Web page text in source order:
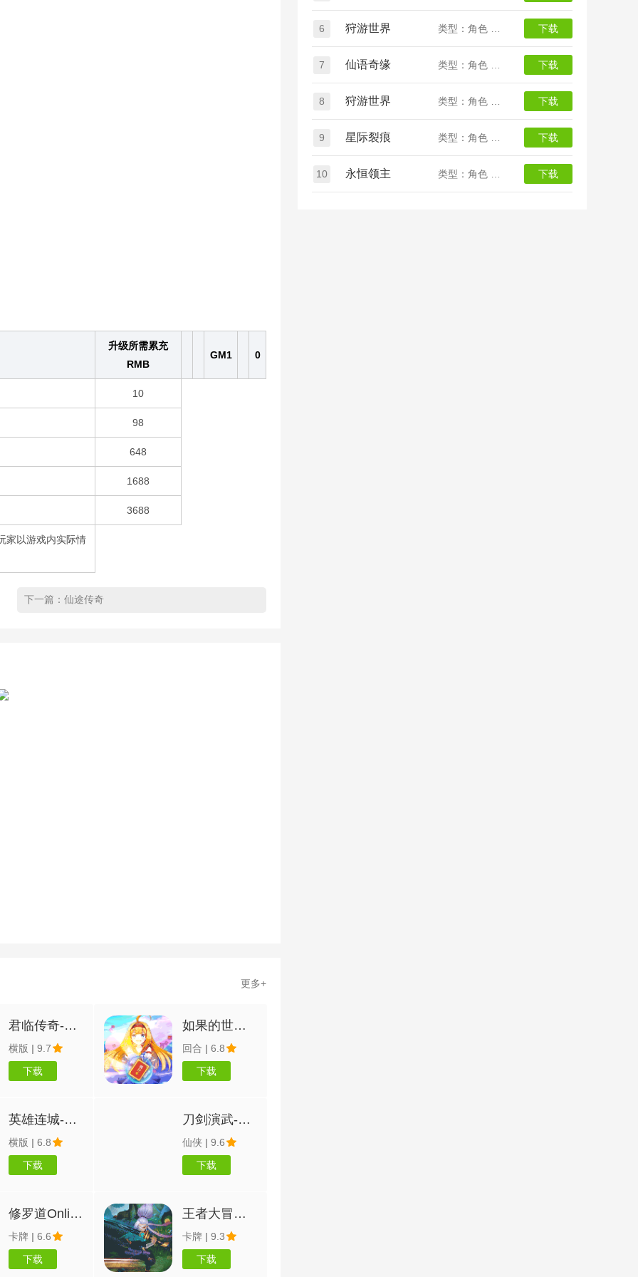
升级所需累充
RMB
GM1 0
10
98
648
1688
3688
家以游戏内实际情
下一篇： 仙途传奇
更多+
君临传奇-冰雪无限刀
横版 | 9.7
下载
如果的世界-真充无限刷
回合 | 6.8
下载
英雄连城-双刀打真充
横版 | 6.8
下载
刀剑演武-挂机兑真充
仙侠 | 9.6
下载
修罗道Online-爽玩抽充值
卡牌 | 6.6
下载
王者大冒险-送千元真充
卡牌 | 9.3
下载
6 狩游世界 下载
7 仙语奇缘 下载
8 狩游世界 下载
9 星际裂痕 下载
10 永恒领主 下载